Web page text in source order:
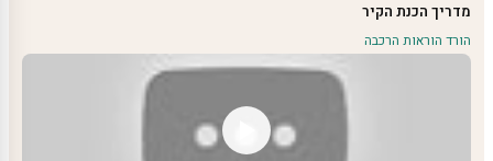
מדריך הכנת הקיר
הורד הוראות הרכבה